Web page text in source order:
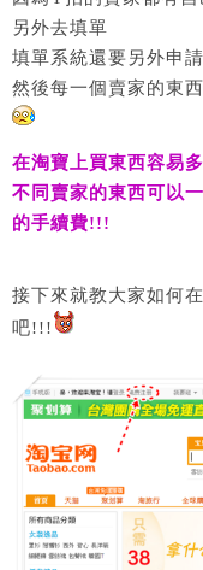
另外去填單
填單系統還要另外申
然後每一個賣家的東
在淘寶上買東西容易
不同賣家的東西可以
的手續費!!!
接下來就教大家如何
吧!!!